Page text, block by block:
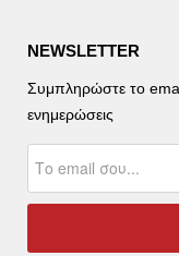
NEWSLETTER
Συμπληρώστε το
ενημερώσεις